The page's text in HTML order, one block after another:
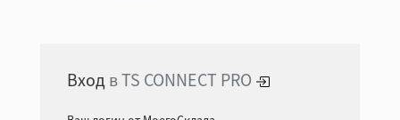
Входв TS CONNECT PRO